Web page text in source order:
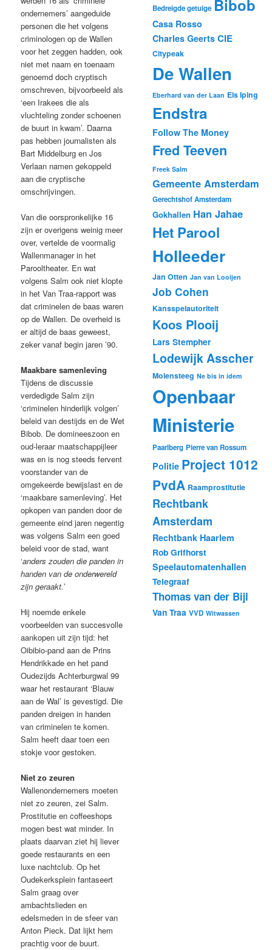
ondernemers’ aangeduide
personen die het volgens
criminologen op de Wallen
voor het zeggen hadden, ook
niet met naam en toenaam
genoemd doch cryptisch
omschreven, bijvoorbeeld als
‘een Irakees die als
vluchteling zonder schoenen
de buurt in kwam’. Daarna
pas hebben journalisten als
Bart Middelburg en Jos
Verlaan namen gekoppeld
aan die cryptische
omschrijvingen.
Van die oorspronkelijke 16
zijn er overigens weinig meer
over, vertelde de voormalig
Wallenmanager in het
Parooltheater. En wat
volgens Salm ook niet klopte
in het Van Traa-rapport was
dat criminelen de baas waren
op de Wallen. De overheid is
er altijd de baas geweest,
zeker vanaf begin jaren ’90.
Maakbare samenleving
Tijdens de discussie
verdedigde Salm zijn
‘criminelen hinderlijk volgen’
beleid van destijds en de Wet
Bibob. De domineeszoon en
oud-leraar maatschappijleer
was en is nog steeds fervent
voorstander van de
omgekeerde bewijslast en de
‘maakbare samenleving’. Het
opkopen van panden door de
gemeente eind jaren negentig
was volgens Salm een goed
beleid voor de stad, want
‘anders zouden die panden in
handen van de onderwereld
zijn geraakt.’
Hij noemde enkele
voorbeelden van succesvolle
aankopen uit zijn tijd: het
Oibibio-pand aan de Prins
Hendrikkade en het pand
Oudezijds Achterburgwal 99
waar het restaurant ‘Blauw
aan de Wal’ is gevestigd. Die
panden dreigen in handen
van criminelen te komen.
Salm heeft daar toen een
stokje voor gestoken.
Niet zo zeuren
Wallenondernemers moeten
niet zo zeuren, zei Salm.
Prostitutie en coffeeshops
mogen best wat minder. In
plaats daarvan ziet hij liever
goede restaurants en een
luxe nachtclub. Op het
Oudekerksplein fantaseert
Salm graag over
ambachtslieden en
edelsmeden in de sfeer van
Anton Pieck. Dat lijkt hem
prachtig voor de buurt.
Bedreigde getuige Bibob
Casa Rosso
Charles Geerts CIE
Citypeak
De Wallen
Eberhard van der Laan Els Iping
Endstra
Follow The Money
Fred Teeven
Freek Salm
Gemeente Amsterdam
Gerechtshof Amsterdam
Gokhallen Han Jahae
Het Parool
Holleeder
Jan Otten Jan van Looijen
Job Cohen
Kansspelautoriteit
Koos Plooij
Lars Stempher
Lodewijk Asscher
Molensteeg Ne bis in idem
Openbaar
Ministerie
Paarlberg Pierre van Rossum
Politie Project 1012
PvdA Raamprostitutie
Rechtbank
Amsterdam
Rechtbank Haarlem
Rob Grifhorst
Speelautomatenhallen
Telegraaf
Thomas van der Bijl
Van Traa VVD Witwassen